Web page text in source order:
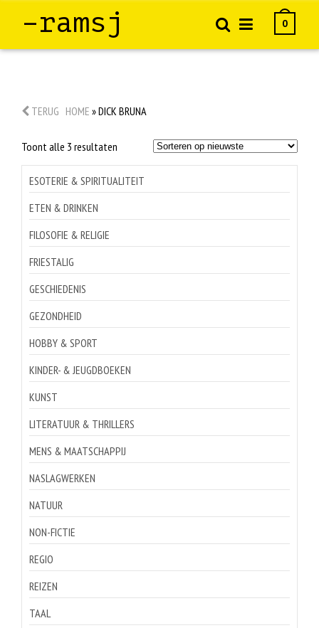
–ramsj 0
TERUG HOME »DICK BRUNA
Toont alle 3 resultaten Gesorteerd
nieuwste
ESOTERIE & SPIRITUALITEIT
ETEN & DRINKEN
FILOSOFIE & RELIGIE
FRIESTALIG
GESCHIEDENIS
GEZONDHEID
HOBBY & SPORT
KINDER- & JEUGDBOEKEN
KUNST
LITERATUUR & THRILLERS
MENS & MAATSCHAPPIJ
NASLAGWERKEN
NATUUR
NON-FICTIE
REGIO
REIZEN
TAAL